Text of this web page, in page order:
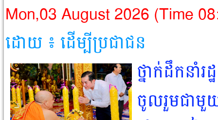
Mon,03 August 2026 (Time
ដោយ ៖ ដើម្បីប្រជាជន​
ថ្នាក់ដឹកនាំ
ចូលរួមជាមួយ